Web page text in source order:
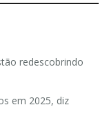
redescobrindo
em 2025, diz